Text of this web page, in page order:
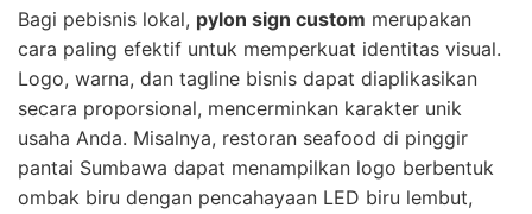
Bagi pebisnis lokal, pylon sign custom merupakan
cara paling efektif untuk memperkuat identitas visual.
Logo, warna, dan tagline bisnis dapat diaplikasikan
secara proporsional, mencerminkan karakter unik
usaha Anda. Misalnya, restoran seafood di pinggir
pantai Sumbawa dapat menampilkan logo berbentuk
ombak biru dengan pencahayaan LED biru lembut,